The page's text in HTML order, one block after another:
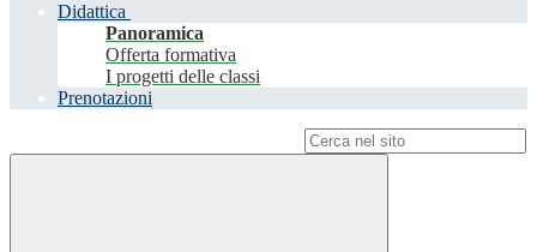
Didattica
Panoramica
Offerta formativa
I progetti delle classi
Prenotazioni